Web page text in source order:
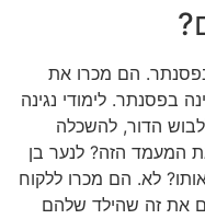
הם מכרו את
בפסנתר. לימודי נגינה
הדור, להשכלה
המעמד הזה? לנער בן
אותו? לא. הם מכרו ללקוח
את זה שהילד שלהם